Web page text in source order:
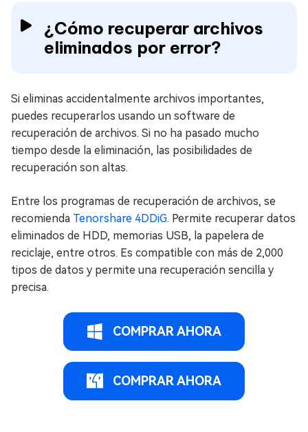
¿Cómo recuperar archivos
eliminados por error?
Si eliminas accidentalmente archivos importantes,
puedes recuperarlos usando un software de
recuperación de archivos. Si no ha pasado mucho
tiempo desde la eliminación, las posibilidades de
recuperación son altas.
Entre los programas de recuperación de archivos, se
recomienda Tenorshare 4DDiG. Permite recuperar datos
eliminados de HDD, memorias USB, la papelera de
reciclaje, entre otros. Es compatible con más de 2,000
tipos de datos y permite una recuperación sencilla y
precisa.
COMPRAR AHORA
COMPRAR AHORA